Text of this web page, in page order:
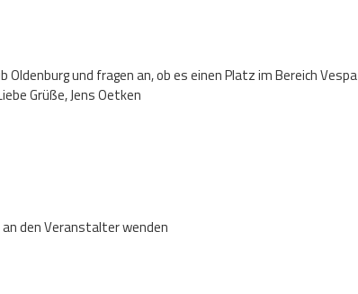
und fragen an, ob es einen Platz im Bereich Vespa
Grüße, Jens Oetken
an den Veranstalter wenden